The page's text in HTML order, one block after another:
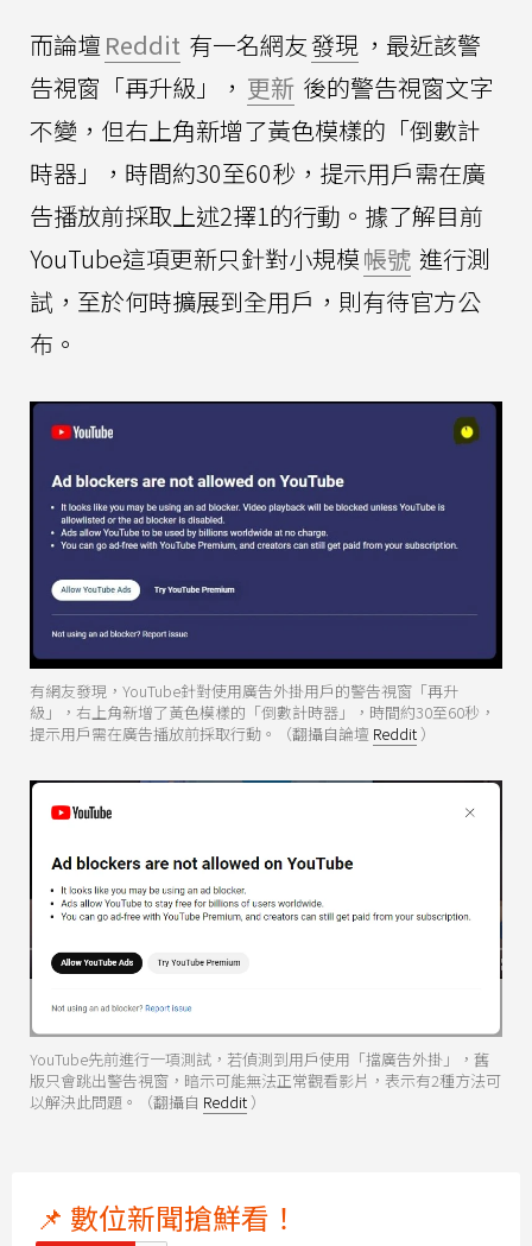
而論壇 Reddit 有一名網友發現 ，最近該警
告視窗「再升級」， 更新 後的警告視窗文字
不變，但右上角新增了黃色模樣的「倒數計
時器」，時間約30至60秒，提示用戶需在廣
告播放前採取上述2擇1的行動。據了解目前
YouTube這項更新只針對小規模帳號 進行測
試，至於何時擴展到全用戶，則有待官方公
布。
有網友發現，YouTube針對使用廣告外掛用戶的警告視窗「再升
級」，右上角新增了黃色模樣的「倒數計時器」，時間約30至60秒，
提示用戶需在廣告播放前採取行動。（翻攝自論壇 Reddit ）
YouTube先前進行一項測試，若偵測到用戶使用「擋廣告外掛」，舊
版只會跳出警告視窗，暗示可能無法正常觀看影片，表示有2種方法可
以解決此問題。（翻攝自 Reddit ）
📌 數位新聞搶鮮看！